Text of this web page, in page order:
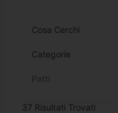
Cosa Cerchi
Categorie
37 Risultati Trovati